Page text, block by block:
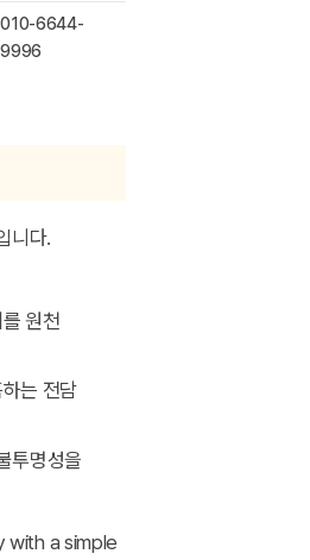
010-6644-
9996
니다.
원천
는 전담
투명성을